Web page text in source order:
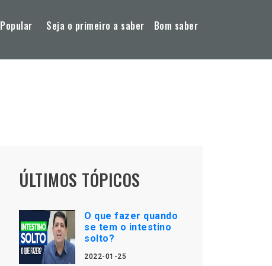
Popular Seja o primeiro a saber Bom saber
ÚLTIMOS TÓPICOS
O que fazer quando
se tem o intestino
solto?
2022-01-25